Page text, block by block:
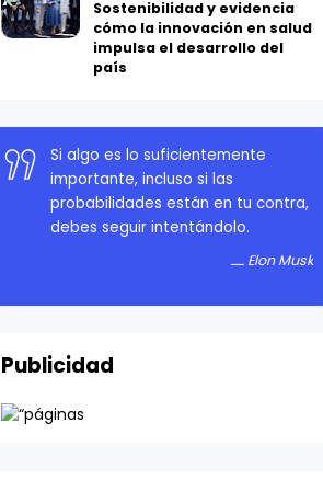
cómo la innovación en salud
impulsa el desarrollo del
país
Si algo es lo suficientemente
importante, incluso si las
probabilidades están en tu contra,
debes seguir intentándolo.
Elon Musk